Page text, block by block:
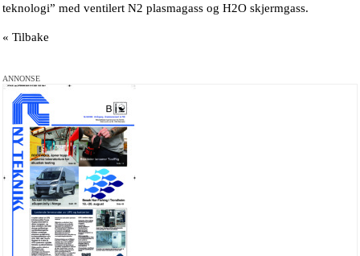
teknologi” med ventilert N2 plasmagass og H2O skjermgass.
« Tilbake
ANNONSE